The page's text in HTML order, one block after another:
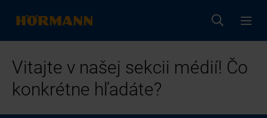
Vitajte v našej sekcii médií! Čo
konkrétne hľadáte?